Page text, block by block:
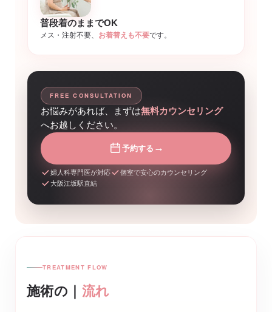
普段着のままでOK
メス・注射不要、 お着替えも不要です。
FREE CONSULTATION
お悩みがあれば、まずは無料カウンセリング
へお越しください。
予約する →
婦人科専門医が対応
個室で安心のカウンセリング
大阪江坂駅直結
TREATMENT FLOW
施術の｜ 流れ